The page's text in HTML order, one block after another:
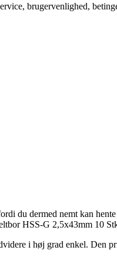
brugervenlighed,
du dermed nemt kan
HSS-G 2,5x43mm 10
i høj grad enkel. Den